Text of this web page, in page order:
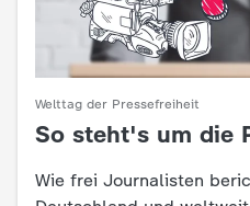
Welttag der Pressefreiheit
:
So steht's um die
Wie frei Journalisten